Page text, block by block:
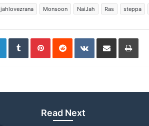
jahlovezrana Monsoon NaiJah Ras steppa
LinkedInTumblrPinterestReddit VKontakte
Share via Email Print
Read Next